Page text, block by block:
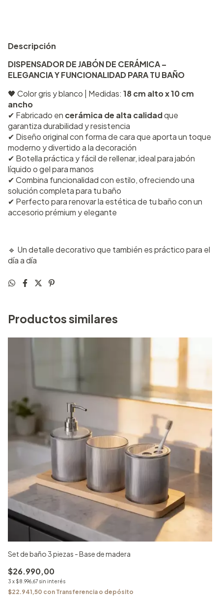
Descripción
DISPENSADOR DE JABÓN DE CERÁMICA –
ELEGANCIA Y FUNCIONALIDAD PARA TU BAÑO
🖤 Color gris y blanco | Medidas: 18 cm alto x 10 cm
ancho
✔ Fabricado en cerámica de alta calidadque
garantiza durabilidad y resistencia
✔ Diseño original con forma de cara que aporta un toque
moderno y divertido a la decoración
✔ Botella práctica y fácil de rellenar, ideal para jabón
líquido o gel para manos
✔ Combina funcionalidad con estilo, ofreciendo una
solución completa para tu baño
✔ Perfecto para renovar la estética de tu baño con un
accesorio prémium y elegante
🔹 Un detalle decorativo que también es práctico para el
día a día
Productos similares
Set de baño 3 piezas - Base de madera
$26.990,00
3 x $8.996,67 sin interés
$22.941,50 con Transferencia o depósito